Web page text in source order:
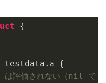
{
testdata.a {
価されない（nil でもパ